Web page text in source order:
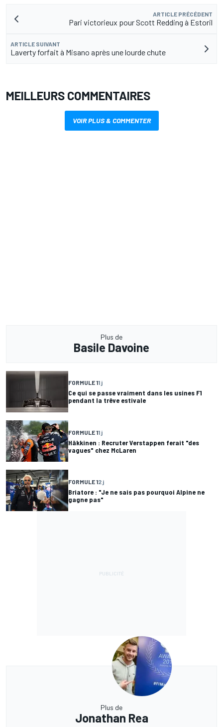
ARTICLE PRÉCÉDENT
Pari victorieux pour Scott Redding à Estoril
ARTICLE SUIVANT
Laverty forfait à Misano après une lourde chute
MEILLEURS COMMENTAIRES
VOIR PLUS & COMMENTER
Plus de
Basile Davoine
FORMULE 11 j
Ce qui se passe vraiment dans les usines F1
pendant la trêve estivale
FORMULE 11 j
Häkkinen : Recruter Verstappen ferait "des
vagues" chez McLaren
FORMULE 12 j
Briatore : "Je ne sais pas pourquoi Alpine ne
gagne pas"
Plus de
Jonathan Rea